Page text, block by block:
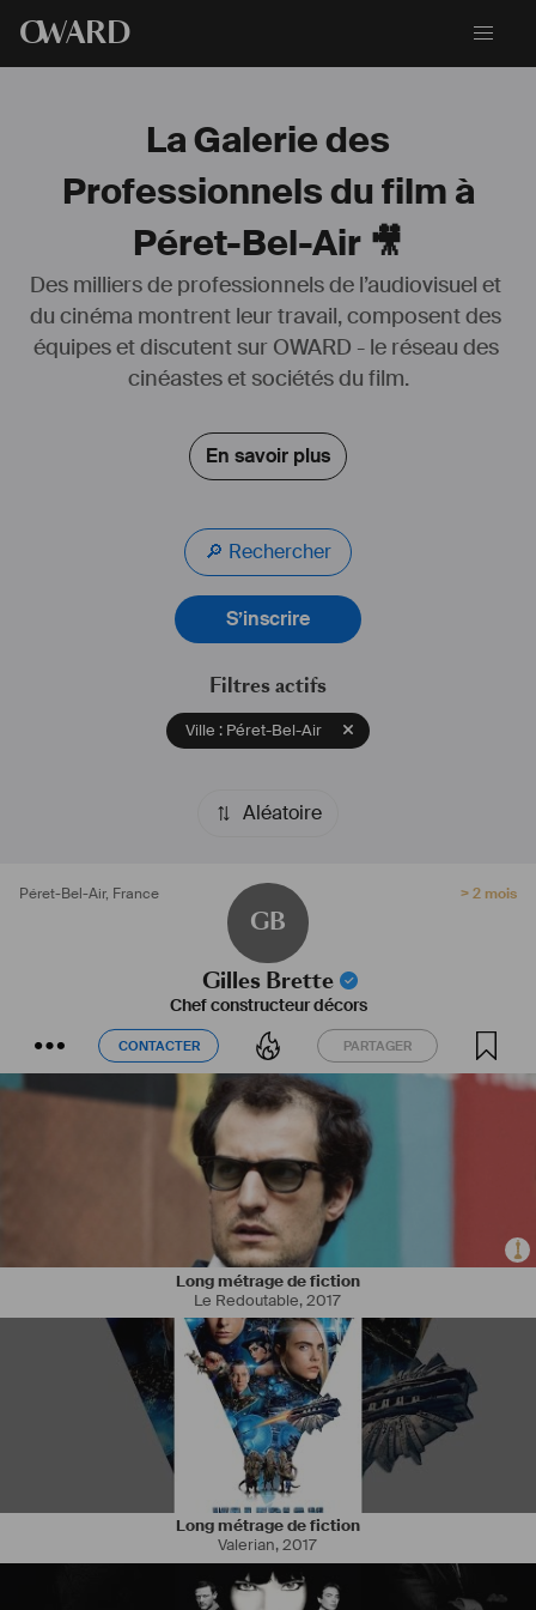
OWARD
La Galerie des
Professionnels du film à
Péret-Bel-Air 🎥
Des milliers de professionnels de l’audiovisuel et
du cinéma montrent leur travail, composent des
équipes et discutent sur OWARD - le réseau des
cinéastes et sociétés du film.
En savoir plus
🔎 Rechercher
S’inscrire
Filtres actifs
Ville : Péret-Bel-Air
Aléatoire
Péret-Bel-Air, France
GB
> 2 mois
Gilles Brette
Chef constructeur décors
CONTACTER PARTAGER
CONTACTER PARTAGER
Long métrage de fiction
Le Redoutable,2017
Long métrage de fiction
Valerian,2017